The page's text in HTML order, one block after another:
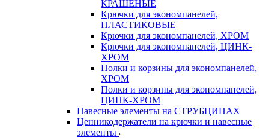
КРАШЕНЫЕ
Крючки для экономпанелей,
ПЛАСТИКОВЫЕ
Крючки для экономпанелей, ХРОМ
Крючки для экономпанелей, ЦИНК-
ХРОМ
Полки и корзины для экономпанелей,
ХРОМ
Полки и корзины для экономпанелей,
ЦИНК-ХРОМ
Навесные элементы на СТРУБЦИНАХ
Ценникодержатели на крючки и навесные
элементы